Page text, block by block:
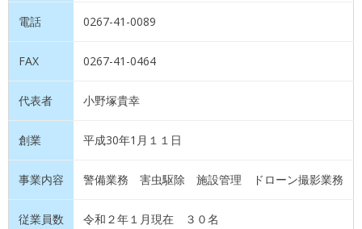
電話 0267-41-0089
FAX 0267-41-0464
代表者 小野塚貴幸
創業 平成30年1月１１日
事業内容 警備業務 害虫駆除 施設管理 ドローン撮影業務
従業員数 令和２年１月現在 ３０名